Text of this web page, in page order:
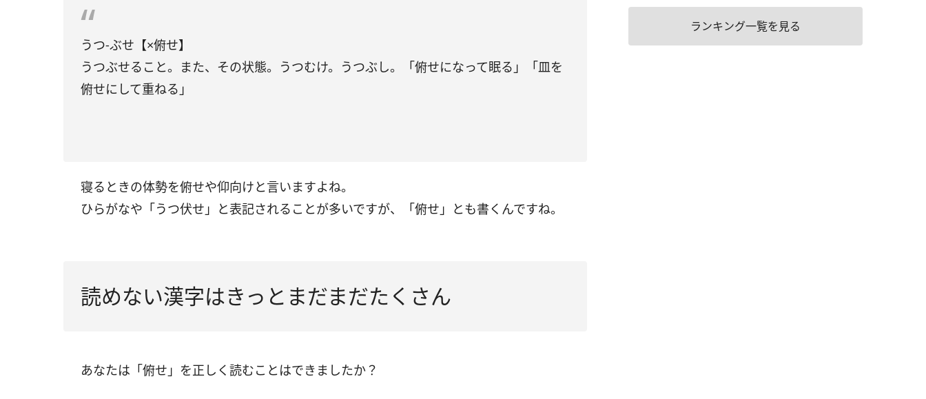
うつ‐ぶせ【×俯せ】
うつぶせること。また、その状態。うつむけ。うつぶし。「俯せになって眠る」「皿を
俯せにして重ねる」
寝るときの体勢を俯せや仰向けと言いますよね。
ひらがなや「うつ伏せ」と表記されることが多いですが、「俯せ」とも書くんですね。
読めない漢字はきっとまだまだたくさん
あなたは「俯せ」を正しく読むことはできましたか？
ランキング一覧を見る